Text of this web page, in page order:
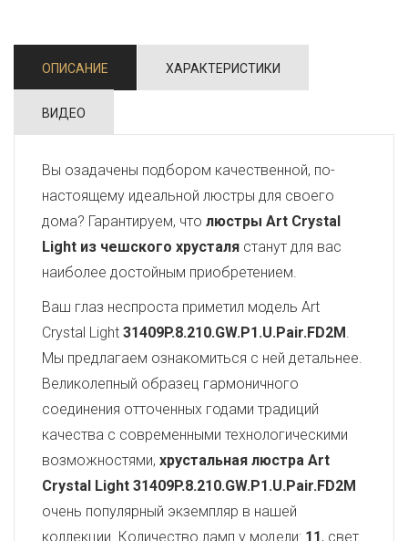
ОПИСАНИЕ ХАРАКТЕРИСТИКИ
ВИДЕО
Вы озадачены подбором качественной, по-
настоящему идеальной люстры для своего
дома? Гарантируем, что люстры Art Crystal
Light из чешского хрусталя станут для вас
наиболее достойным приобретением.
Ваш глаз неспроста приметил модель Art
Crystal Light 31409P.8.210.GW.P1.U.Pair.FD2M.
Мы предлагаем ознакомиться с ней детальнее.
Великолепный образец гармоничного
соединения отточенных годами традиций
качества с современными технологическими
возможностями, хрустальная люстра Art
Crystal Light 31409P.8.210.GW.P1.U.Pair.FD2M
очень популярный экземпляр в нашей
коллекции. Количество ламп у модели: 11, свет